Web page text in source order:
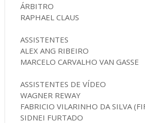
ÁRBITRO
RAPHAEL CLAUS
ASSISTENTES
ALEX ANG RIBEIRO
MARCELO CARVALHO VAN GASSE
ASSISTENTES DE VÍDEO
WAGNER REWAY
FABRICIO VILARINHO DA SILVA
SIDNEI FURTADO